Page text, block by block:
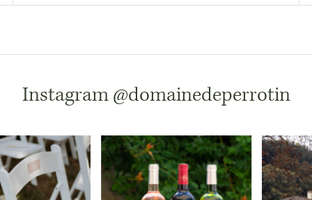
Instagram@domainedeperrotin